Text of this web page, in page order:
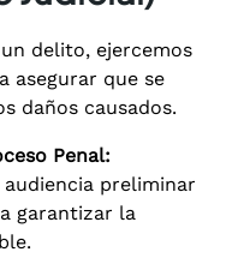
delito, ejercemos
asegurar que se
daños causados.
Penal:
preliminar
garantizar la